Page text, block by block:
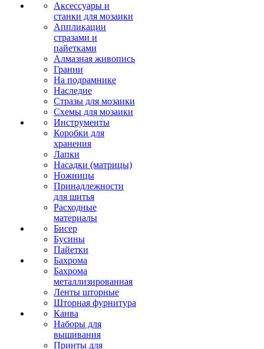
Аксессуары и
станки для мозаики
Аппликации
стразами и
пайетками
Алмазная живопись
Гранни
На подрамнике
Наследие
Стразы для мозаики
Схемы для мозаики
Инструменты
Коробки для
хранения
Лапки
Насадки (матрицы)
Ножницы
Принадлежности
для шитья
Расходные
материалы
Бисер
Бусины
Пайетки
Бахрома
Бахрома
металлизированная
Ленты шторные
Шторная фурнитура
Канва
Наборы для
вышивания
Принты для